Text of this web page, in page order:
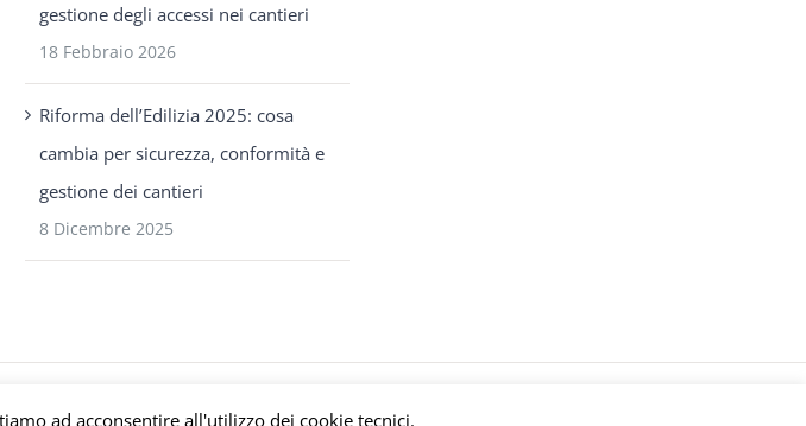
gestione degli accessi nei cantieri
18 Febbraio 2026
Riforma dell’Edilizia 2025: cosa
cambia per sicurezza, conformità e
gestione dei cantieri
8 Dicembre 2025
|Privacy e Cookie Policy| Powered bymeltingmedia.it
ad acconsentire all'utilizzo dei cookie tecnici.